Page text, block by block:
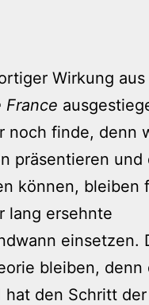
Wirkung
France
noch finde, denn
präsentieren und
können, bleiben
lang ersehnte
einsetzen.
bleiben, denn
hat den Schritt der